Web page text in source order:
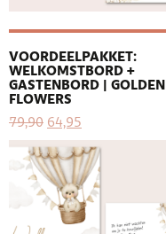
VOORDEELPAKKET:
WELKOMSTBORD +
GASTENBORD | GOLDEN
FLOWERS
79,90 64,95